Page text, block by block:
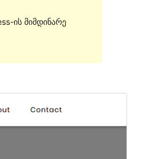
ის მიმდინარე